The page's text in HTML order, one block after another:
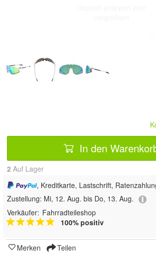
In den
2 Auf Lager
, Kreditkarte, Lastschrift,
Zustellung: Mi, 12. Aug. bis Do, 13. Aug.
Verkäufer: Fahrradteileshop
100% positiv
Merken Teilen